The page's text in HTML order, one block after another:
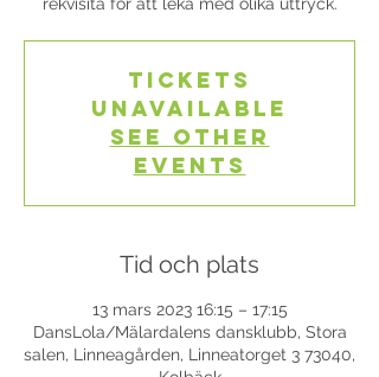
Tickets
Unavailable
See other
events
Tid och plats
13 mars 2023 16:15 – 17:15
DansLola/Mälardalens dansklubb, Stora
salen, Linneagården, Linneatorget 3 73040,